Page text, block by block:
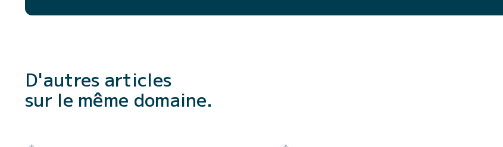
D'autres articles
sur le même domaine.